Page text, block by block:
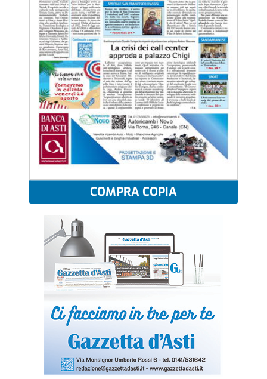
COMPRA COPIA